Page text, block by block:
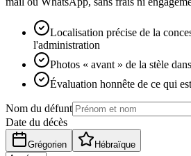
Localisation précise de la
l'administration
Photos « avant » de la stèle
Évaluation honnête de ce qui
Nom du défunt
Date du décès
Grégorien Hébraïque